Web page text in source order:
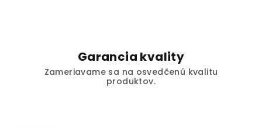
Garancia kvality
Zameriavame sa na osvedčenú kvalitu
produktov.